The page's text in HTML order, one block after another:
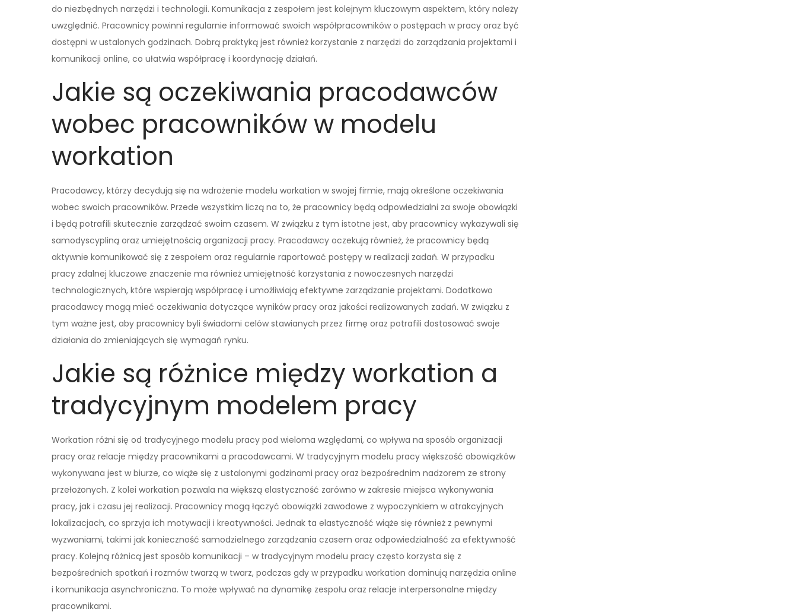
do niezbędnych narzędzi i technologii. Komunikacja z zespołem jest kolejnym kluczowym aspektem, który należy
uwzględnić. Pracownicy powinni regularnie informować swoich współpracowników o postępach w pracy oraz być
dostępni w ustalonych godzinach. Dobrą praktyką jest również korzystanie z narzędzi do zarządzania projektami i
komunikacji online, co ułatwia współpracę i koordynację działań.
Jakie są oczekiwania pracodawców
wobec pracowników w modelu
workation
Pracodawcy, którzy decydują się na wdrożenie modelu workation w swojej firmie, mają określone oczekiwania
wobec swoich pracowników. Przede wszystkim liczą na to, że pracownicy będą odpowiedzialni za swoje obowiązki
i będą potrafili skutecznie zarządzać swoim czasem. W związku z tym istotne jest, aby pracownicy wykazywali się
samodyscypliną oraz umiejętnością organizacji pracy. Pracodawcy oczekują również, że pracownicy będą
aktywnie komunikować się z zespołem oraz regularnie raportować postępy w realizacji zadań. W przypadku
pracy zdalnej kluczowe znaczenie ma również umiejętność korzystania z nowoczesnych narzędzi
technologicznych, które wspierają współpracę i umożliwiają efektywne zarządzanie projektami. Dodatkowo
pracodawcy mogą mieć oczekiwania dotyczące wyników pracy oraz jakości realizowanych zadań. W związku z
tym ważne jest, aby pracownicy byli świadomi celów stawianych przez firmę oraz potrafili dostosować swoje
działania do zmieniających się wymagań rynku.
Jakie są różnice między workation a
tradycyjnym modelem pracy
Workation różni się od tradycyjnego modelu pracy pod wieloma względami, co wpływa na sposób organizacji
pracy oraz relacje między pracownikami a pracodawcami. W tradycyjnym modelu pracy większość obowiązków
wykonywana jest w biurze, co wiąże się z ustalonymi godzinami pracy oraz bezpośrednim nadzorem ze strony
przełożonych. Z kolei workation pozwala na większą elastyczność zarówno w zakresie miejsca wykonywania
pracy, jak i czasu jej realizacji. Pracownicy mogą łączyć obowiązki zawodowe z wypoczynkiem w atrakcyjnych
lokalizacjach, co sprzyja ich motywacji i kreatywności. Jednak ta elastyczność wiąże się również z pewnymi
wyzwaniami, takimi jak konieczność samodzielnego zarządzania czasem oraz odpowiedzialność za efektywność
pracy. Kolejną różnicą jest sposób komunikacji – w tradycyjnym modelu pracy często korzysta się z
bezpośrednich spotkań i rozmów twarzą w twarz, podczas gdy w przypadku workation dominują narzędzia online
i komunikacja asynchroniczna. To może wpływać na dynamikę zespołu oraz relacje interpersonalne między
pracownikami.